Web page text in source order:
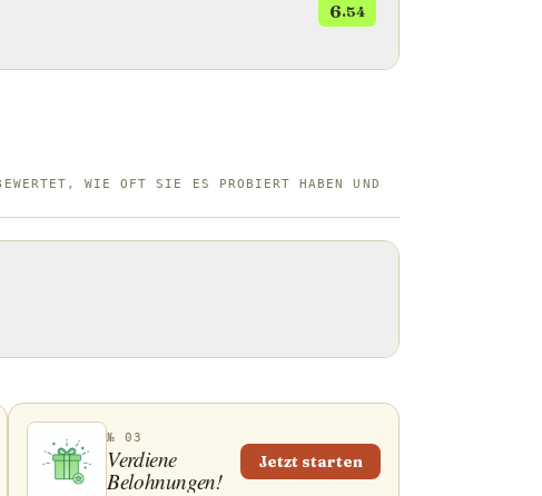
6.54
WIE OFT SIE ES PROBIERT HABEN UND
№ 03
Verdiene
Belohnungen!
Jetzt starten